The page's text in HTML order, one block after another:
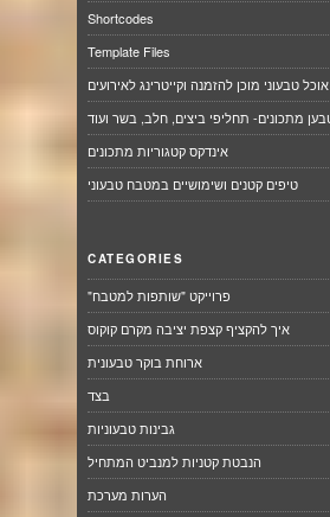
Shortcodes
Template Files
אוכל טבעוני מוכן להזמנה וקייטרינג לאירועים
אינדקס קטגוריות מתכונים
טיפים קטנים ושימושיים במטבח טבעוני
CATEGORIES
"פרוייקט "שותפות למטבח
איך להקציף קצפת יציבה מקרם קוקוס
ארוחת בוקר טבעונית
בצד
גבינות טבעוניות
הנבטת קטניות למנביט המתחיל
הערות מערכת